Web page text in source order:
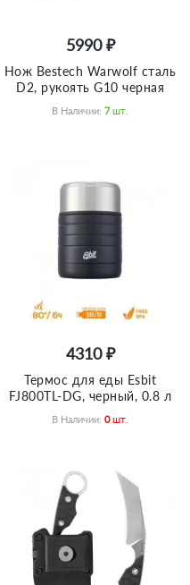
5990 ₽
Нож Bestech Warwolf сталь
D2, рукоять G10 черная
В Наличии: 7 Шт.
4310 ₽
Термос для еды Esbit
FJ800TL-DG, черный, 0.8 л
В Наличии: 0 Шт.